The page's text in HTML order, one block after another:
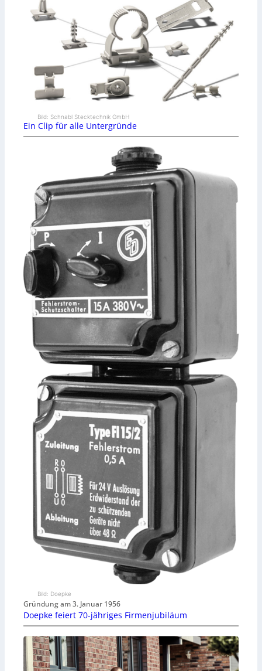
Bild: Schnabl Stecktechnik GmbH
Ein Clip für alle Untergründe
Bild: Doepke
Gründung am 3. Januar 1956
Doepke feiert 70-jähriges Firmenjubiläum